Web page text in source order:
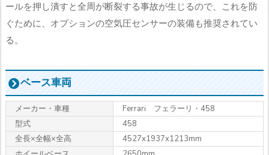
ールを押し潰すと全周が断裂する事故が生じるので、これを防
ぐために、オプションの空気圧センサーの装備も推奨されてい
る。
ベース車両
メーカー・車種
Ferrari フェラーリ・458
型式
458
全長×全幅×全高
4527x1937x1213mm